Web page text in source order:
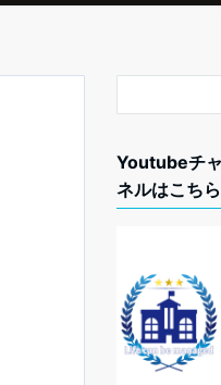
Youtubeチ
ネルはこち